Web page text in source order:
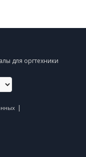
для оргтехники
|